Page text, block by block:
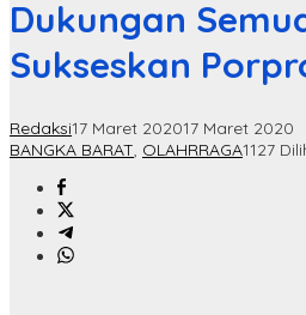
Dukungan
Sukseskan
Redaksi17 Maret 202017 Maret 2020
BANGKA BARAT, OLAHRRAGA1127